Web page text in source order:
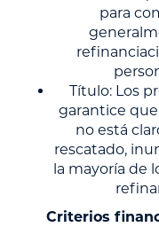
para
Título: Los
garantice
no está
rescatado,
la mayoría de
Criterios